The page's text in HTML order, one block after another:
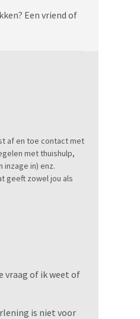
Een vriend of
af en toe contact met
met thuishulp,
inzage in) enz.
geeft zowel jou als
vraag of ik weet of
is niet voor